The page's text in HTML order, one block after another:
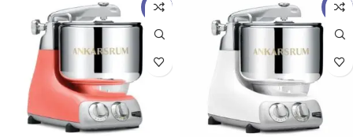
מבצע מבצע